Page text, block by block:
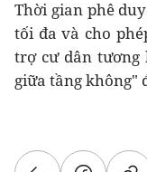
Thời gian phê
tối đa và cho
trợ cư dân tương
giữa tầng không"